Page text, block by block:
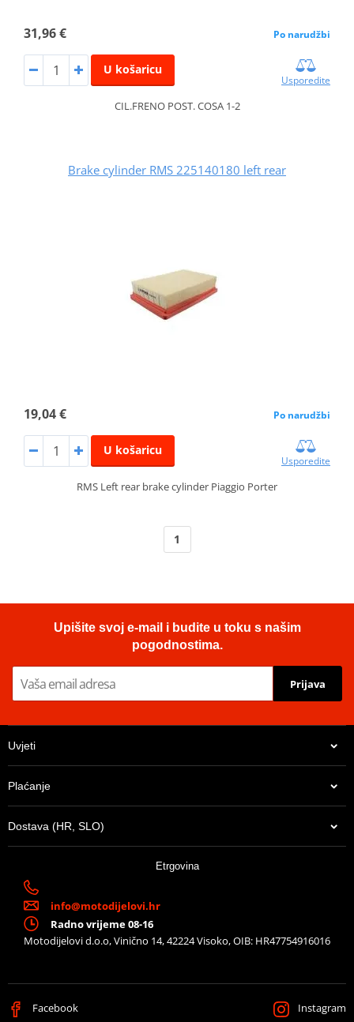
31,96 € Po narudžbi
U košaricu
Usporedite
CIL.FRENO POST. COSA 1-2
Brake cylinder RMS 225140180 left rear
19,04 € Po narudžbi
U košaricu
Usporedite
RMS Left rear brake cylinder Piaggio Porter
1
Upišite svoj e-mail i budite u toku s našim
pogodnostima.
Prijava
Uvjeti
Plaćanje
Dostava (HR, SLO)
Etrgovina
info@motodijelovi.hr
Radno vrijeme 08-16
Motodijelovi d.o.o, Vinično 14, 42224 Visoko, OIB: HR47754916016
Facebook Instagram